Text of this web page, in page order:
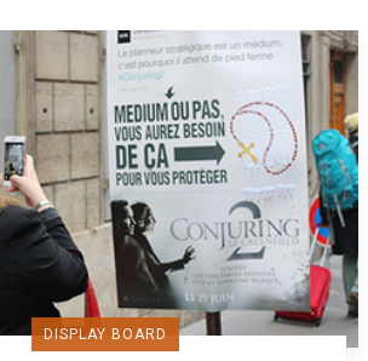
DISPLAY BOARD